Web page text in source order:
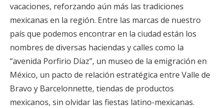
vacaciones, reforzando aún más las tradiciones
mexicanas en la región. Entre las marcas de nuestro
país que podemos encontrar en la ciudad están los
nombres de diversas haciendas y calles como la
“avenida Porfirio Díaz”, un museo de la emigración en
México, un pacto de relación estratégica entre Valle de
Bravo y Barcelonnette, tiendas de productos
mexicanos, sin olvidar las fiestas latino-mexicanas.